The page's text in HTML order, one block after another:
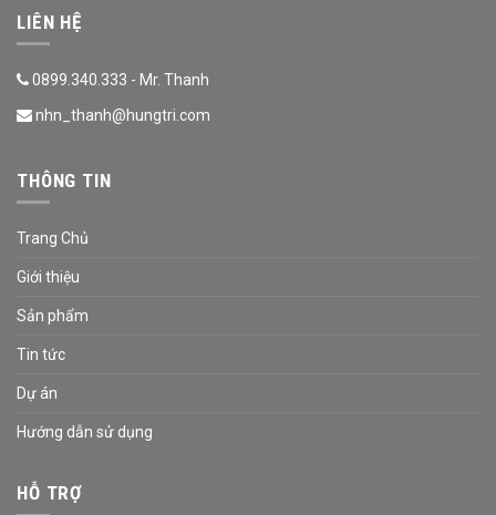
LIÊN HỆ
0899.340.333 - Mr. Thanh
nhn_thanh@hungtri.com
THÔNG TIN
Trang Chủ
Giới thiệu
Sản phẩm
Tin tức
Dự án
Hướng dẫn sử dụng
HỖ TRỢ